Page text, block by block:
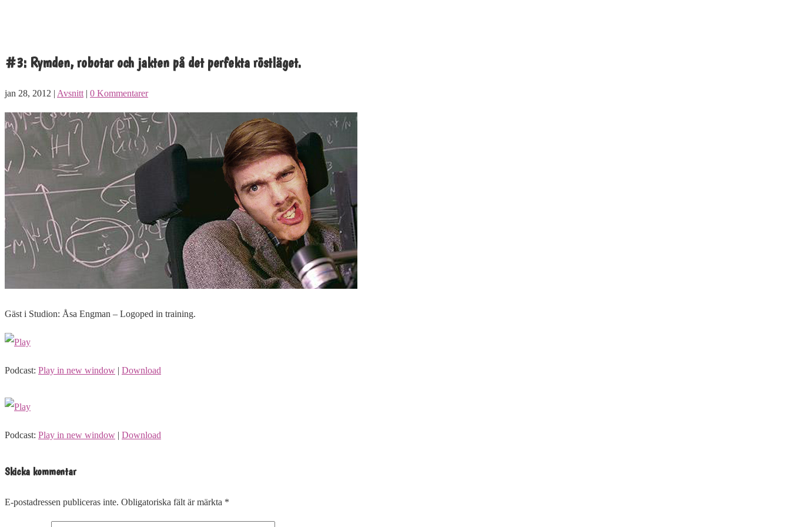
#3: Rymden, robotar och jakten på det perfekta röstläget.
jan 28, 2012 | Avsnitt | 0 Kommentarer
Gäst i Studion: Åsa Engman – Logoped in training.
Podcast: Play in new window | Download
Podcast: Play in new window | Download
Skicka kommentar
E-postadressen publiceras inte. Obligatoriska fält är märkta *